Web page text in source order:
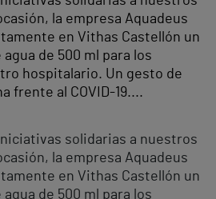
la empresa Aquadeus
en Vithas Castellón un
de 500 ml para los
hospitalario. Un gesto de
frente al COVID-19....
solidarias a nuestros
la empresa Aquadeus
en Vithas Castellón un
de 500 ml para los